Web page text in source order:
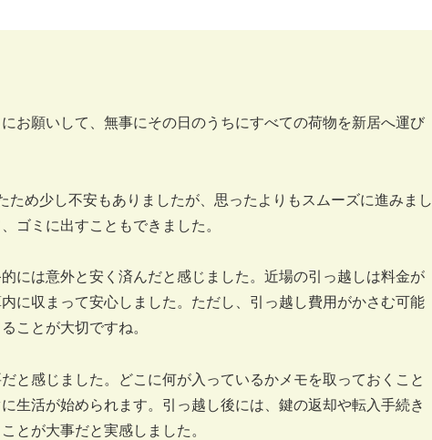
お願いして、無事にその日のうちにすべての荷物を新居へ運び
ため少し不安もありましたが、思ったよりもスムーズに進みまし
ゴミに出すこともできました。
には意外と安く済んだと感じました。近場の引っ越しは料金が
に収まって安心しました。ただし、引っ越し費用がかさむ可能
ことが大切ですね。
と感じました。どこに何が入っているかメモを取っておくこと
生活が始められます。引っ越し後には、鍵の返却や転入手続き
とが大事だと実感しました。